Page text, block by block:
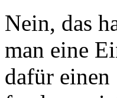
Nein, das
man eine
dafür